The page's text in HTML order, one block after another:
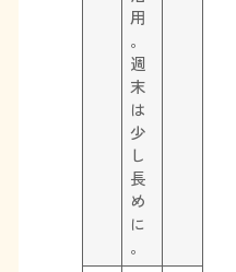
用
。
週
末
は
少
し
長
め
に
。